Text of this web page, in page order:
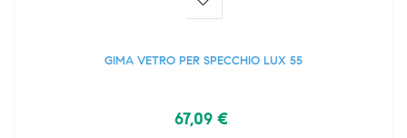
GIMA VETRO PER SPECCHIO LUX 55
67,09 €